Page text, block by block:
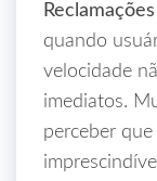
quando
velocidade
imediatos.
perceber